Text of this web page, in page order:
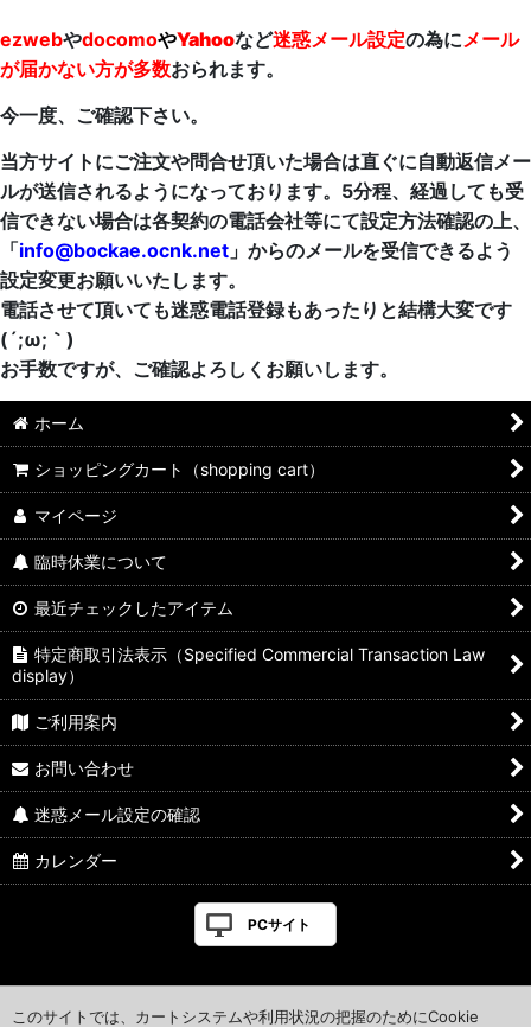
ezwebやdocomoやYahooなど迷惑メール設定の為に メール
が届かない方が多数おられます。
今一度、ご確認下さい。
当方サイトにご注文や問合せ頂いた場合は直ぐに自動返信メー
ルが送信されるようになっております。5分程、経過しても受
信できない場合は各契約の電話会社等にて設定方法確認の上、
「info@bockae.ocnk.net 」からのメールを受信できるよう
設定変更お願いいたします。
電話させて頂いても迷惑電話登録もあったりと結構大変です
(´;ω;｀)
お手数ですが、ご確認よろしくお願いします。
ホーム
ショッピングカート（shopping cart）
マイページ
臨時休業について
最近チェックしたアイテム
特定商取引法表示（Specified Commercial Transaction Law
display）
ご利用案内
お問い合わせ
迷惑メール設定の確認
カレンダー
PCサイト
このサイトでは、カートシステムや利用状況の把握のためにCookie